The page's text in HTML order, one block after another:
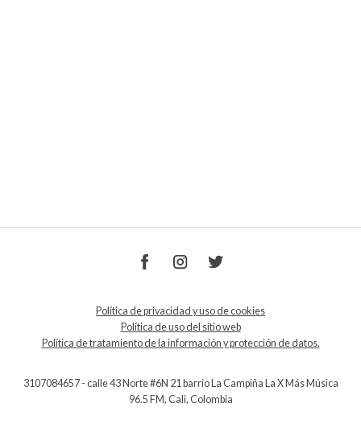
Política de privacidad y uso de cookies
Política de uso del sitio web
Política de tratamiento de la información y protección de datos.
3107084657 - calle 43 Norte #6N 21 barrio La Campiña La X Más Música
96.5 FM, Cali, Colombia